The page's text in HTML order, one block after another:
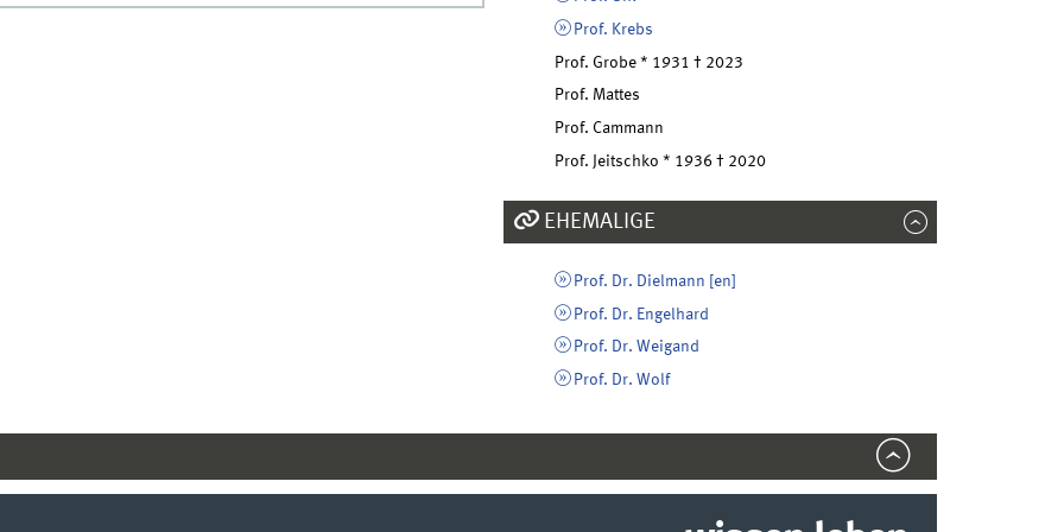
Prof. Krebs
Prof. Grobe * 1931 † 2023
Prof. Mattes
Prof. Cammann
Prof. Jeitschko * 1936 † 2020
EHEMALIGE
Prof. Dr. Dielmann [en]
Prof. Dr. Engelhard
Prof. Dr. Weigand
Prof. Dr. Wolf